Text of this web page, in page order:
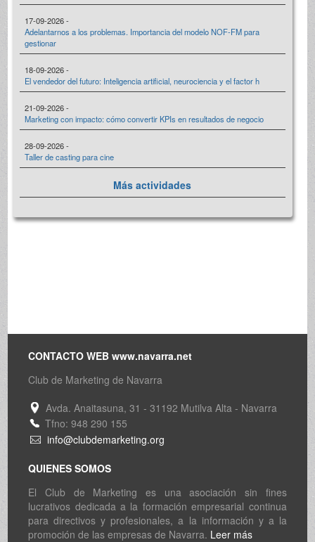
17-09-2026 -
Adelantarnos a los problemas. Importancia del modelo NOF-FM para
gestionar
18-09-2026 -
El vendedor del futuro: Inteligencia artificial, neurociencia y el factor h
21-09-2026 -
Marketing con impacto: cómo convertir KPIs en resultados de negocio
28-09-2026 -
Taller de casting para cine
Más actividades
CONTACTO WEB www.navarra.net
Club de Marketing de Navarra
Avda. Anaitasuna, 31 - 31192 Mutilva Alta - Navarra
Tfno: 948 290 155
info@clubdemarketing.org
QUIENES SOMOS
El Club de Marketing es una asociación sin fines
lucrativos dedicada a la formación empresarial continua
para directivos y profesionales, a la información y a la
promoción de las empresas de Navarra. Leer más